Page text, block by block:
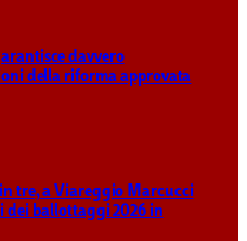
davvero
della riforma approvata
tre, a Viareggio Marcucci
dei ballottaggi 2026 in